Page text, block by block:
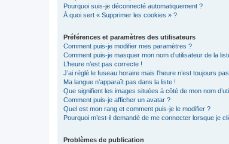
Pourquoi suis-je déconnecté automatiquement ?
À quoi sert « Supprimer les cookies » ?
Préférences et paramètres des utilisateurs
Comment puis-je modifier mes paramètres ?
Comment puis-je masquer mon nom d’utilisateur de la
L’heure n’est pas correcte !
J’ai réglé le fuseau horaire mais l’heure n’est toujours
Ma langue n’apparaît pas dans la liste !
Que signifient les images situées à côté de mon nom
Comment puis-je afficher un avatar ?
Quel est mon rang et comment puis-je le modifier ?
Pourquoi m’est-il demandé de me connecter lorsque je
Problèmes de publication